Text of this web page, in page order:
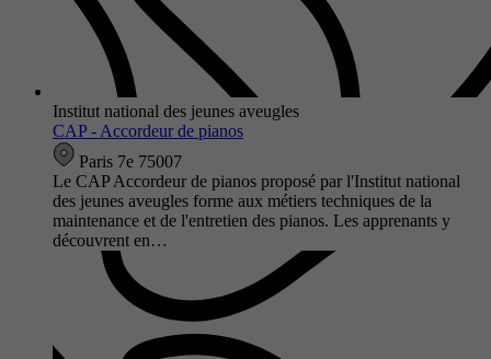
Institut national des jeunes aveugles
CAP - Accordeur de pianos
Paris 7e 75007
Le CAP Accordeur de pianos proposé par l'Institut national
des jeunes aveugles forme aux métiers techniques de la
maintenance et de l'entretien des pianos. Les apprenants y
découvrent en…